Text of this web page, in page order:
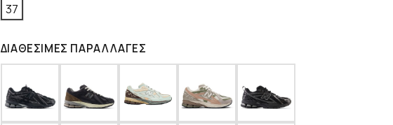
37
ΔΙΑΘΈΣΙΜΕΣ ΠΑΡΑΛΛΑΓΈΣ